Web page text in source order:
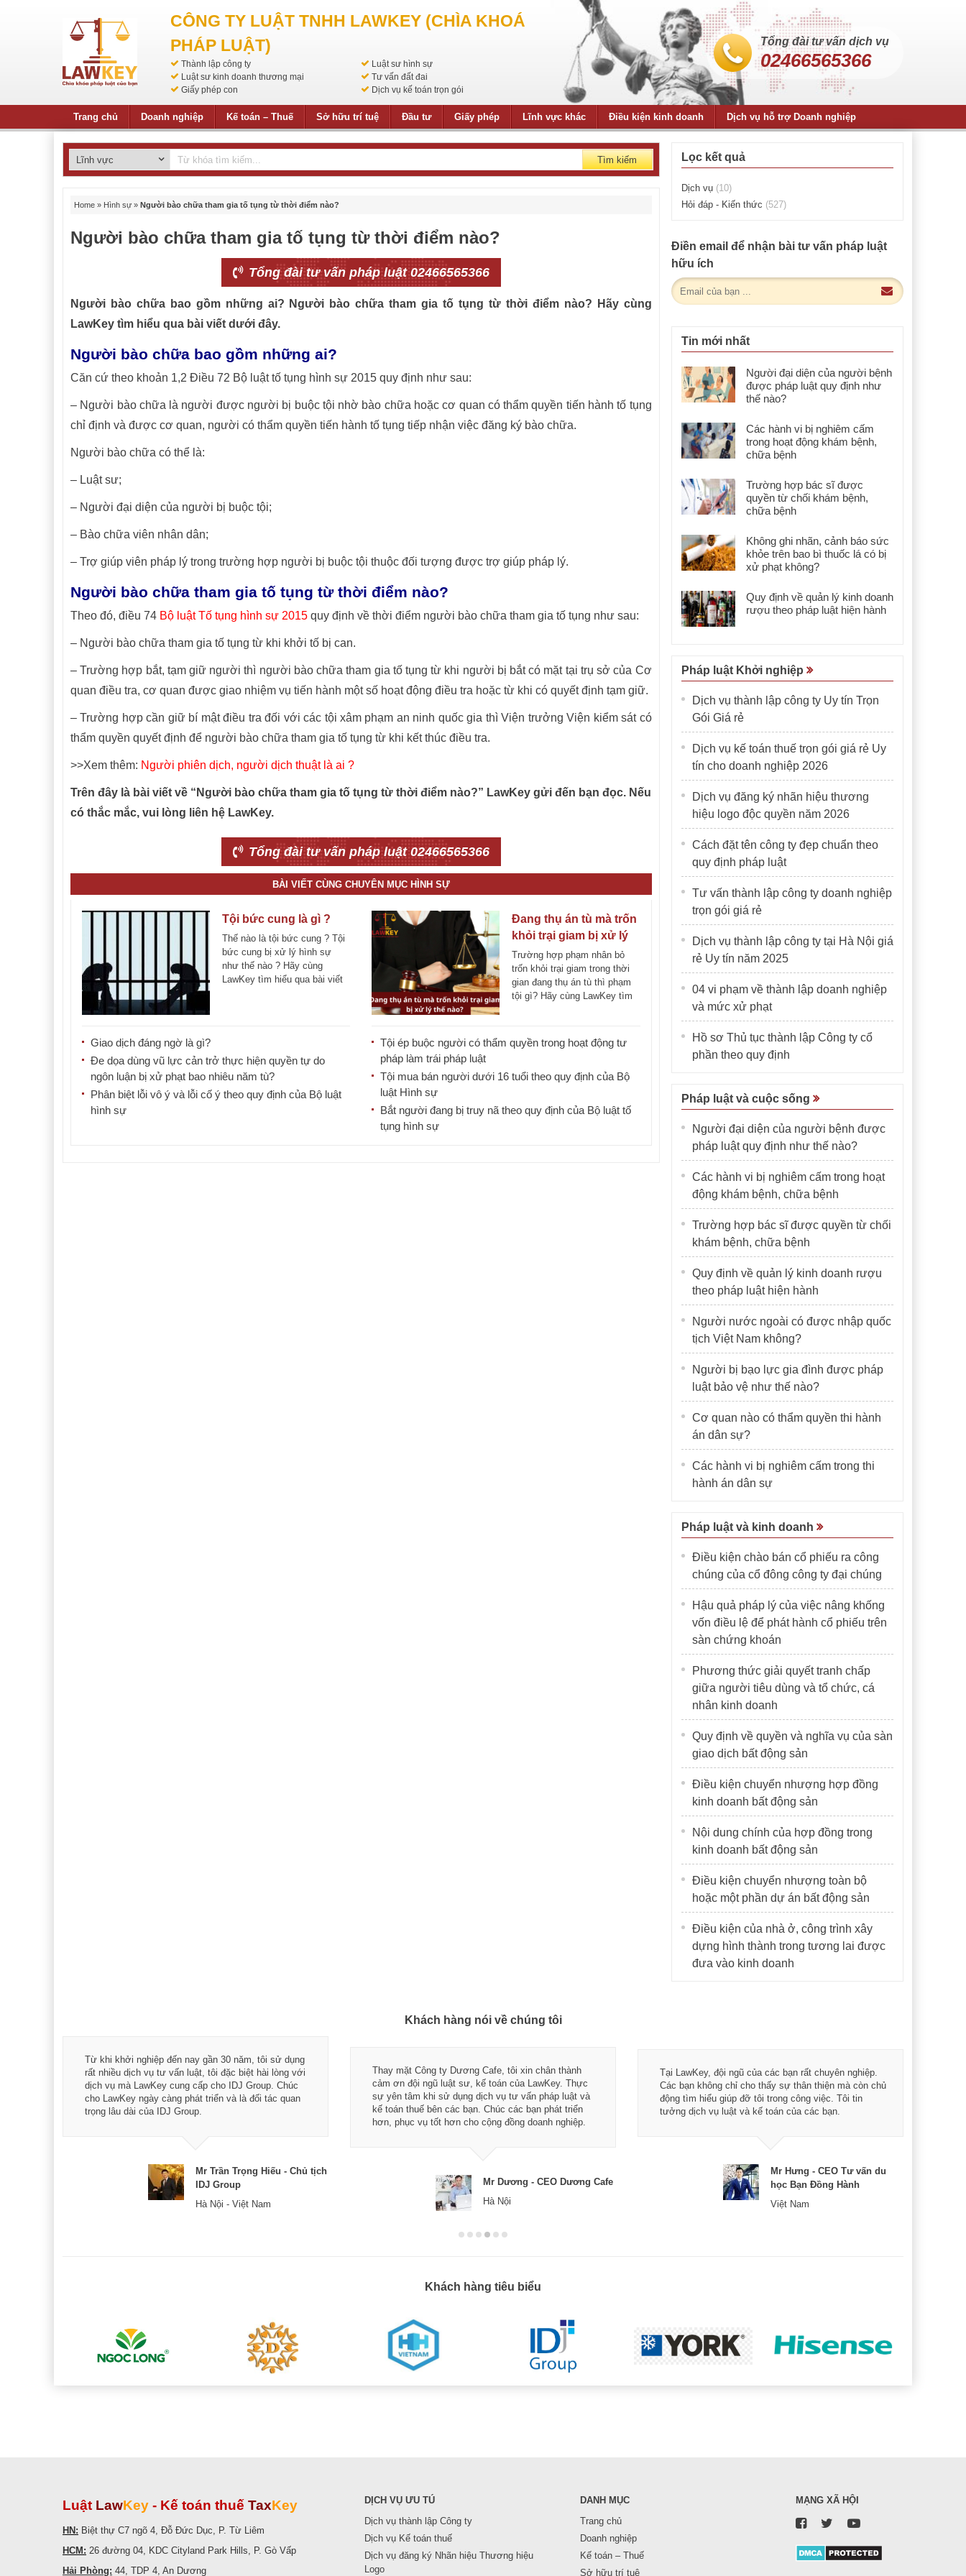
CÔNG TY LUẬT TNHH LAWKEY (CHÌA KHOÁ
PHÁP LUẬT)
Thành lập công ty
Luật sư hình sự
Luật sư kinh doanh thương mại
Tư vấn đất đai
Giấy phép con
Dịch vụ kế toán trọn gói
Tổng đài tư vấn dịch vụ
02466565366
Trang chủ Doanh nghiệp Kế toán – Thuế Sở hữu trí tuệ Đầu tư Giấy phép Lĩnh vực khác Điều kiện kinh doanh Dịch vụ hỗ trợ Doanh nghiệp
Tìm kiếm
Home » Hình sự » Người bào chữa tham gia tố tụng từ thời điểm nào?
Người bào chữa tham gia tố tụng từ thời điểm nào?
Tổng đài tư vấn pháp luật 02466565366
Người bào chữa bao gồm những ai? Người bào chữa tham gia tố tụng từ thời điểm nào? Hãy cùng
LawKey tìm hiểu qua bài viết dưới đây.
Người bào chữa bao gồm những ai?
Căn cứ theo khoản 1,2 Điều 72 Bộ luật tố tụng hình sự 2015 quy định như sau:
– Người bào chữa là người được người bị buộc tội nhờ bào chữa hoặc cơ quan có thẩm quyền tiến hành tố tụng
chỉ định và được cơ quan, người có thẩm quyền tiến hành tố tụng tiếp nhận việc đăng ký bào chữa.
Người bào chữa có thể là:
– Luật sư;
– Người đại diện của người bị buộc tội;
– Bào chữa viên nhân dân;
– Trợ giúp viên pháp lý trong trường hợp người bị buộc tội thuộc đối tượng được trợ giúp pháp lý.
Người bào chữa tham gia tố tụng từ thời điểm nào?
Theo đó, điều 74 Bộ luật Tố tụng hình sự 2015 quy định về thời điểm người bào chữa tham gia tố tụng như sau:
– Người bào chữa tham gia tố tụng từ khi khởi tố bị can.
– Trường hợp bắt, tạm giữ người thì người bào chữa tham gia tố tụng từ khi người bị bắt có mặt tại trụ sở của Cơ
quan điều tra, cơ quan được giao nhiệm vụ tiến hành một số hoạt động điều tra hoặc từ khi có quyết định tạm giữ.
– Trường hợp cần giữ bí mật điều tra đối với các tội xâm phạm an ninh quốc gia thì Viện trưởng Viện kiểm sát có
thẩm quyền quyết định để người bào chữa tham gia tố tụng từ khi kết thúc điều tra.
>>Xem thêm: Người phiên dịch, người dịch thuật là ai ?
Trên đây là bài viết về “Người bào chữa tham gia tố tụng từ thời điểm nào?” LawKey gửi đến bạn đọc. Nếu
có thắc mắc, vui lòng liên hệ LawKey.
Tổng đài tư vấn pháp luật 02466565366
BÀI VIẾT CÙNG CHUYÊN MỤC HÌNH SỰ
Tội bức cung là gì ?
Thế nào là tội bức cung ? Tội
bức cung bị xử lý hình sự
như thế nào ? Hãy cùng
LawKey tìm hiểu qua bài viết
Giao dịch đáng ngờ là gì?
Đe dọa dùng vũ lực cản trở thực hiện quyền tự do
ngôn luận bị xử phạt bao nhiêu năm tù?
Phân biệt lỗi vô ý và lỗi cố ý theo quy định của Bộ luật
hình sự
Đang thụ án tù mà trốn
khỏi trại giam bị xử lý
thế nào?
Trường hợp phạm nhân bỏ
trốn khỏi trại giam trong thời
gian đang thụ án tù thì phạm
tội gì? Hãy cùng LawKey tìm
Tội ép buộc người có thẩm quyền trong hoạt động tư
pháp làm trái pháp luật
Tội mua bán người dưới 16 tuổi theo quy định của Bộ
luật Hình sự
Bắt người đang bị truy nã theo quy định của Bộ luật tố
tụng hình sự
Lọc kết quả
Dịch vụ (10)
Hỏi đáp - Kiến thức (527)
Điền email để nhận bài tư vấn pháp luật
hữu ích
Tin mới nhất
Người đại diện của người bệnh
được pháp luật quy định như
thế nào?
Các hành vi bị nghiêm cấm
trong hoạt động khám bệnh,
chữa bệnh
Trường hợp bác sĩ được
quyền từ chối khám bệnh,
chữa bệnh
Không ghi nhãn, cảnh báo sức
khỏe trên bao bì thuốc lá có bị
xử phạt không?
Quy định về quản lý kinh doanh
rượu theo pháp luật hiện hành
Pháp luật Khởi nghiệp
Dịch vụ thành lập công ty Uy tín Trọn
Gói Giá rẻ
Dịch vụ kế toán thuế trọn gói giá rẻ Uy
tín cho doanh nghiệp 2026
Dịch vụ đăng ký nhãn hiệu thương
hiệu logo độc quyền năm 2026
Cách đặt tên công ty đẹp chuẩn theo
quy định pháp luật
Tư vấn thành lập công ty doanh nghiệp
trọn gói giá rẻ
Dịch vụ thành lập công ty tại Hà Nội giá
rẻ Uy tín năm 2025
04 vi phạm về thành lập doanh nghiệp
và mức xử phạt
Hồ sơ Thủ tục thành lập Công ty cổ
phần theo quy định
Pháp luật và cuộc sống
Người đại diện của người bệnh được
pháp luật quy định như thế nào?
Các hành vi bị nghiêm cấm trong hoạt
động khám bệnh, chữa bệnh
Trường hợp bác sĩ được quyền từ chối
khám bệnh, chữa bệnh
Quy định về quản lý kinh doanh rượu
theo pháp luật hiện hành
Người nước ngoài có được nhập quốc
tịch Việt Nam không?
Người bị bạo lực gia đình được pháp
luật bảo vệ như thế nào?
Cơ quan nào có thẩm quyền thi hành
án dân sự?
Các hành vi bị nghiêm cấm trong thi
hành án dân sự
Pháp luật và kinh doanh
Điều kiện chào bán cổ phiếu ra công
chúng của cổ đông công ty đại chúng
Hậu quả pháp lý của việc nâng khống
vốn điều lệ để phát hành cổ phiếu trên
sàn chứng khoán
Phương thức giải quyết tranh chấp
giữa người tiêu dùng và tổ chức, cá
nhân kinh doanh
Quy định về quyền và nghĩa vụ của sàn
giao dịch bất động sản
Điều kiện chuyển nhượng hợp đồng
kinh doanh bất động sản
Nội dung chính của hợp đồng trong
kinh doanh bất động sản
Điều kiện chuyển nhượng toàn bộ
hoặc một phần dự án bất động sản
Điều kiện của nhà ở, công trình xây
dựng hình thành trong tương lai được
đưa vào kinh doanh
Khách hàng nói về chúng tôi
Từ khi khởi nghiệp đến nay gần 30 năm, tôi sử dụng
rất nhiều dịch vụ tư vấn luật, tôi đặc biệt hài lòng với
dịch vụ mà LawKey cung cấp cho IDJ Group. Chúc
cho LawKey ngày càng phát triển và là đối tác quan
trọng lâu dài của IDJ Group.
Mr Trần Trọng Hiếu - Chủ tịch
IDJ Group
Hà Nội - Việt Nam
Thay mặt Công ty Dương Cafe, tôi xin chân thành
cảm ơn đội ngũ luật sư, kế toán của LawKey. Thực
sự yên tâm khi sử dụng dịch vụ tư vấn pháp luật và
kế toán thuế bên các bạn. Chúc các bạn phát triển
hơn, phục vụ tốt hơn cho cộng đồng doanh nghiệp.
Mr Dương - CEO Dương Cafe
Hà Nội
Tại LawKey, đội ngũ của các bạn rất chuyên nghiệp.
Các bạn không chỉ cho thấy sự thân thiện mà còn chủ
động tìm hiểu giúp đỡ tôi trong công việc. Tôi tin
tưởng dịch vụ luật và kế toán của các bạn.
Mr Hưng - CEO Tư vấn du
học Bạn Đồng Hành
Việt Nam
Khách hàng tiêu biểu
Luật LawKey - Kế toán thuế TaxKey
HN: Biệt thự C7 ngõ 4, Đỗ Đức Dục, P. Từ Liêm
HCM: 26 đường 04, KDC Cityland Park Hills, P. Gò Vấp
Hải Phòng: 44, TDP 4, An Dương
DỊCH VỤ ƯU TÚ
Dịch vụ thành lập Công ty
Dịch vụ Kế toán thuế
Dịch vụ đăng ký Nhãn hiệu Thương hiệu
Logo
DANH MỤC
Trang chủ
Doanh nghiệp
Kế toán – Thuế
Sở hữu trí tuệ
MẠNG XÃ HỘI